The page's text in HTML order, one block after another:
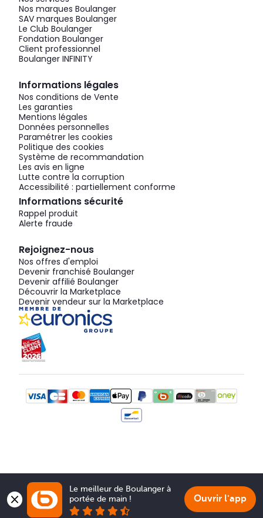
Nos marques Boulanger
SAV marques Boulanger
Le Club Boulanger
Fondation Boulanger
Client professionnel
Boulanger INFINITY
Informations légales
Nos conditions de Vente
Les garanties
Mentions légales
Données personnelles
Paramétrer les cookies
Politique des cookies
Système de recommandation
Les avis en ligne
Lutte contre la corruption
Accessibilité : partiellement conforme
Informations sécurité
Rappel produit
Alerte fraude
Rejoignez-nous
Nos offres d'emploi
Devenir franchisé Boulanger
Devenir affilié Boulanger
Découvrir la Marketplace
Devenir vendeur sur la Marketplace
Le meilleur de Boulanger à
portée de main !
Ouvrir l'app